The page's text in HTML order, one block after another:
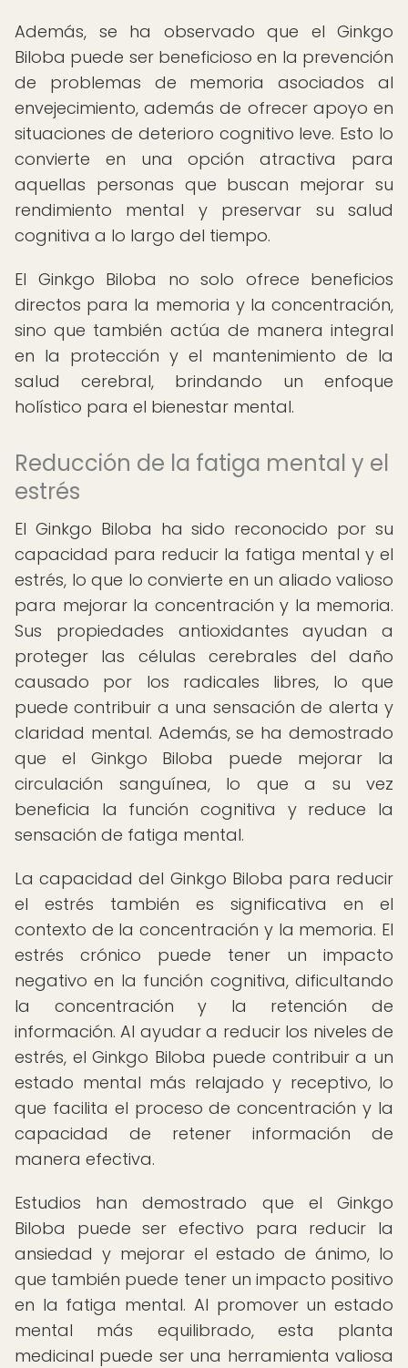
Además, se ha observado que el Ginkgo
Biloba puede ser beneficioso en la prevención
de problemas de memoria asociados al
envejecimiento, además de ofrecer apoyo en
situaciones de deterioro cognitivo leve. Esto lo
convierte en una opción atractiva para
aquellas personas que buscan mejorar su
rendimiento mental y preservar su salud
cognitiva a lo largo del tiempo.
El Ginkgo Biloba no solo ofrece beneficios
directos para la memoria y la concentración,
sino que también actúa de manera integral
en la protección y el mantenimiento de la
salud cerebral, brindando un enfoque
holístico para el bienestar mental.
Reducción de la fatiga mental y el
estrés
El Ginkgo Biloba ha sido reconocido por su
capacidad para reducir la fatiga mental y el
estrés, lo que lo convierte en un aliado valioso
para mejorar la concentración y la memoria.
Sus propiedades antioxidantes ayudan a
proteger las células cerebrales del daño
causado por los radicales libres, lo que
puede contribuir a una sensación de alerta y
claridad mental. Además, se ha demostrado
que el Ginkgo Biloba puede mejorar la
circulación sanguínea, lo que a su vez
beneficia la función cognitiva y reduce la
sensación de fatiga mental.
La capacidad del Ginkgo Biloba para reducir
el estrés también es significativa en el
contexto de la concentración y la memoria. El
estrés crónico puede tener un impacto
negativo en la función cognitiva, dificultando
la concentración y la retención de
información. Al ayudar a reducir los niveles de
estrés, el Ginkgo Biloba puede contribuir a un
estado mental más relajado y receptivo, lo
que facilita el proceso de concentración y la
capacidad de retener información de
manera efectiva.
Estudios han demostrado que el Ginkgo
Biloba puede ser efectivo para reducir la
ansiedad y mejorar el estado de ánimo, lo
que también puede tener un impacto positivo
en la fatiga mental. Al promover un estado
mental más equilibrado, esta planta
medicinal puede ser una herramienta valiosa